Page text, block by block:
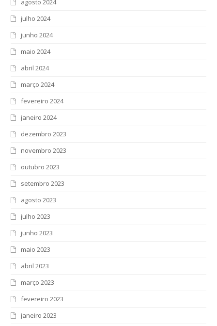
agosto 2024
julho 2024
junho 2024
maio 2024
abril 2024
março 2024
fevereiro 2024
janeiro 2024
dezembro 2023
novembro 2023
outubro 2023
setembro 2023
agosto 2023
julho 2023
junho 2023
maio 2023
abril 2023
março 2023
fevereiro 2023
janeiro 2023